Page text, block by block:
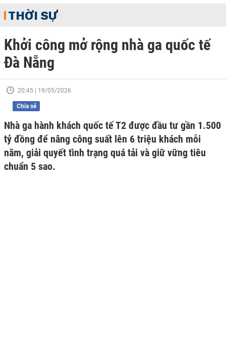
THỜI SỰ
Khởi công mở rộng nhà ga quốc tế
Đà Nẵng
20:45 | 19/05/2026
Chia sẻ
Nhà ga hành khách quốc tế T2 được đầu tư gần 1.500
tỷ đồng để nâng công suất lên 6 triệu khách mỗi
năm, giải quyết tình trạng quá tải và giữ vững tiêu
chuẩn 5 sao.